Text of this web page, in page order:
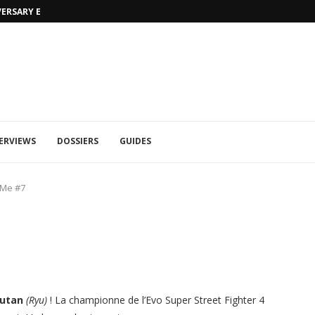
EDITION
DOSSIERS GUIDES
#7
(Ryu) ! La championne de l’Evo Super Street Fighter 4